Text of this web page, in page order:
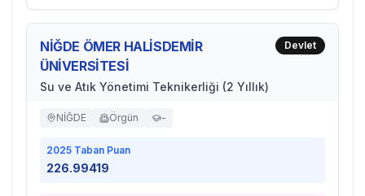
NİĞDE ÖMER HALİSDEMİR
ÜNİVERSİTESİ
Su ve Atık Yönetimi Teknikerliği (2 Yıllık)
Devlet
NİĞDE Örgün -
2025 Taban Puan
226.99419